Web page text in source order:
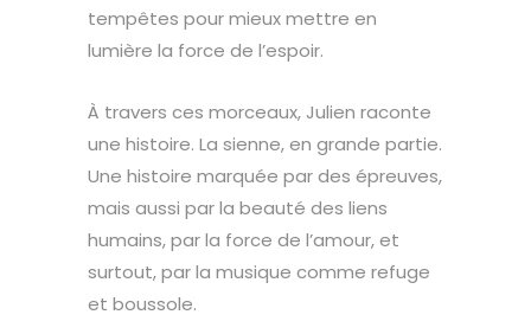
tempêtes pour mieux mettre en
lumière la force de l’espoir.
À travers ces morceaux, Julien raconte
une histoire. La sienne, en grande partie.
Une histoire marquée par des épreuves,
mais aussi par la beauté des liens
humains, par la force de l’amour, et
surtout, par la musique comme refuge
et boussole.